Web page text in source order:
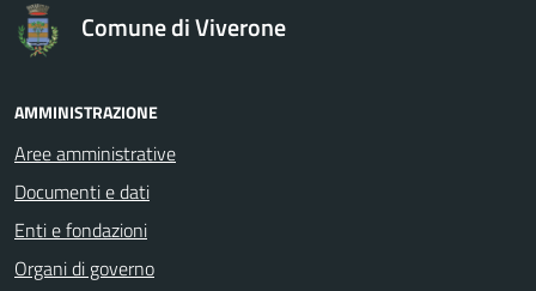
Comune di Viverone
AMMINISTRAZIONE
Aree amministrative
Documenti e dati
Enti e fondazioni
Organi di governo